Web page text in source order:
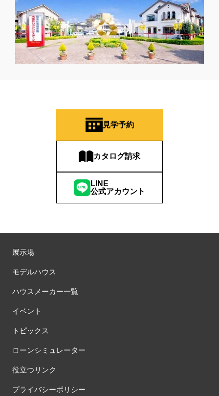
見学予約
カタログ請求
LINE
公式アカウント
展示場
モデルハウス
ハウスメーカー一覧
イベント
トピックス
ローンシミュレーター
役立つリンク
プライバシーポリシー